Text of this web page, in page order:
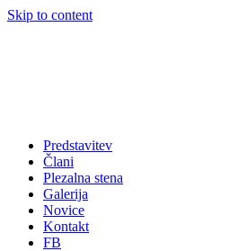
Skip to content
Predstavitev
Člani
Plezalna stena
Galerija
Novice
Kontakt
FB